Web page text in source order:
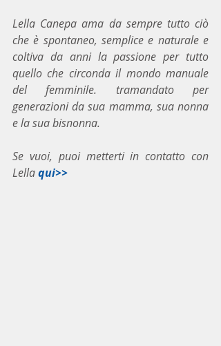
Lella Canepa ama da sempre tutto ciò
che è spontaneo, semplice e naturale e
coltiva da anni la passione per tutto
quello che circonda il mondo manuale
del femminile. tramandato per
generazioni da sua mamma, sua nonna
e la sua bisnonna.
Se vuoi, puoi metterti in contatto con
Lella qui>>